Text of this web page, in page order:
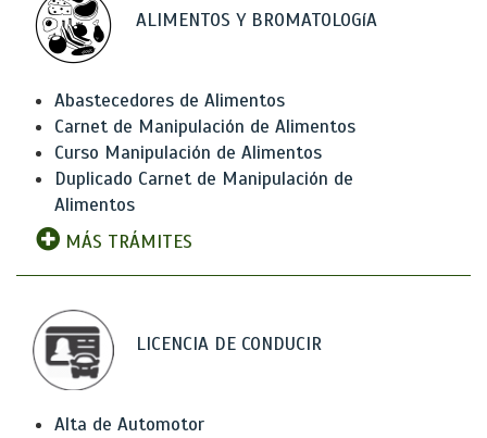
ALIMENTOS Y BROMATOLOGíA
Abastecedores de Alimentos
Carnet de Manipulación de Alimentos
Curso Manipulación de Alimentos
Duplicado Carnet de Manipulación de
Alimentos
MÁS TRÁMITES
LICENCIA DE CONDUCIR
Alta de Automotor